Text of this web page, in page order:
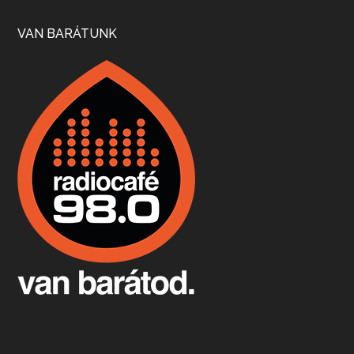
Boston, teadélután, bab és homár
Apr 9, 2026 • 00:37:17
Fermentáljunk, a testünk meghálálja!
Apr 3, 2026 • 00:36:07
VAN BARÁTUNK